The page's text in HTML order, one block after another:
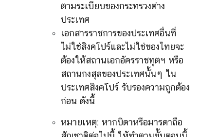
ตามระเบียบของกระทรวงต่าง
ประเทศ
เอกสารราชการของประเทศอื่นที่
ไม่ใช่สิงคโปร์และไม่ใช่ของไทยจะ
ต้องให้สถานเอกอัครราชทูตฯ หรือ
สถานกงสุลของประเทศนั้นๆ ใน
ประเทศสิงคโปร์ รับรองความถูกต้อง
ก่อน ดังนี้
หมายเหตุ: หากบิดาหรือมารดาถือ